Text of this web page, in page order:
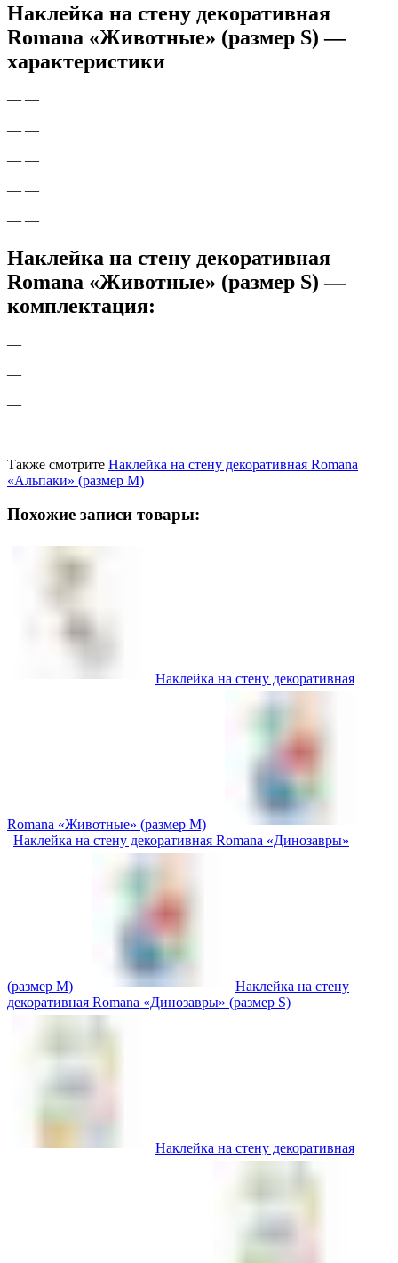
Наклейка на стену декоративная
Romana «Животные» (размер S) —
характеристики
— —
— —
— —
— —
— —
Наклейка на стену декоративная
Romana «Животные» (размер S) —
комплектация:
—
—
—
Также смотрите Наклейка на стену декоративная Romana
«Альпаки» (размер M)
Похожие записи товары:
Наклейка на стену декоративная
Romana «Животные» (размер M)
Наклейка на стену декоративная Romana «Динозавры»
(размер M)
Наклейка на стену
декоративная Romana «Динозавры» (размер S)
Наклейка на стену декоративная